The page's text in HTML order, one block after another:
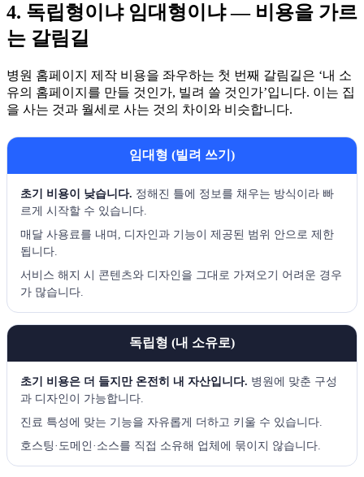
4. 독립형이냐 임대형이냐 — 비용을 가르
는 갈림길
병원 홈페이지 제작 비용을 좌우하는 첫 번째 갈림길은 ‘내 소
유의 홈페이지를 만들 것인가, 빌려 쓸 것인가’입니다. 이는 집
을 사는 것과 월세로 사는 것의 차이와 비슷합니다.
임대형 (빌려 쓰기)
초기 비용이 낮습니다. 정해진 틀에 정보를 채우는 방식이라 빠
르게 시작할 수 있습니다.
매달 사용료를 내며, 디자인과 기능이 제공된 범위 안으로 제한
됩니다.
서비스 해지 시 콘텐츠와 디자인을 그대로 가져오기 어려운 경우
가 많습니다.
독립형 (내 소유로)
초기 비용은 더 들지만 온전히 내 자산입니다. 병원에 맞춘 구성
과 디자인이 가능합니다.
진료 특성에 맞는 기능을 자유롭게 더하고 키울 수 있습니다.
호스팅·도메인·소스를 직접 소유해 업체에 묶이지 않습니다.